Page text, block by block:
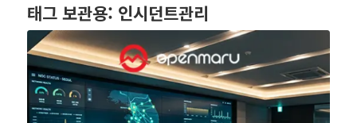
태그 보관용: 인시던트관리